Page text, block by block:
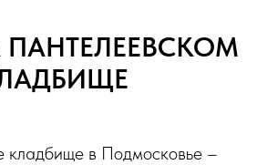
ПАНТЕЛЕЕВСКОМ
кладбище в Подмосковье –